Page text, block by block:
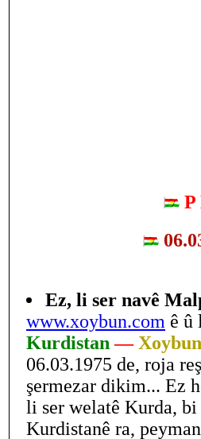
Ez, li ser navê
www.xoybun.com ê û
Kurdistan—Xoybun
06.03.1975 de, roja
şermezar dikim... Ez
li ser welatê Kurda,
Kurdistanê ra,